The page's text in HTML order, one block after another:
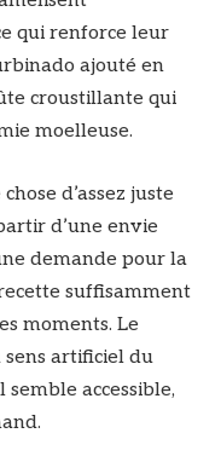
qui renforce leur
ajouté en
croustillante qui
moelleuse.
d’assez juste
d’une envie
demande pour la
suffisamment
moments. Le
sens artificiel du
semble accessible,